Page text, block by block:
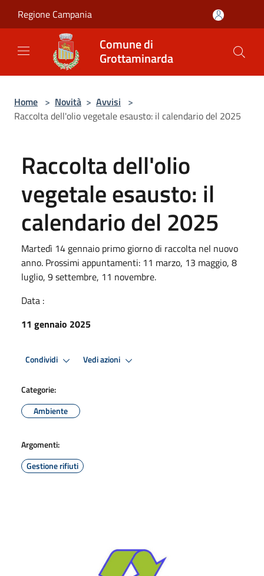
Regione Campania
Comune di
Grottaminarda
Home > Novità > Avvisi >
Raccolta dell'olio vegetale esausto: il calendario del 2025
Raccolta dell'olio
vegetale esausto: il
calendario del 2025
Martedì 14 gennaio primo giorno di raccolta nel nuovo
anno. Prossimi appuntamenti: 11 marzo, 13 maggio, 8
luglio, 9 settembre, 11 novembre.
Data :
11 gennaio 2025
Condividi Vedi azioni
Categorie:
Ambiente
Argomenti:
Gestione rifiuti